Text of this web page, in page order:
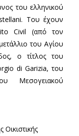
του ελληνικού
Του έχουν
Civil (από τον
του Αγίου
ο τίτλος του
di Garizia, του
Μεσογειακού